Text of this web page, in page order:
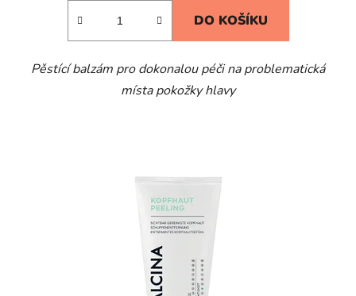
DO KOŠÍKU
Pěstící balzám pro dokonalou péči na problematická
místa pokožky hlavy